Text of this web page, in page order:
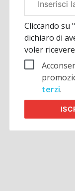
aziendale
Cliccando su
dichiaro di
voler
terzi.